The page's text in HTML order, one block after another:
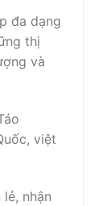
đa dạng
thị
và
việt
lẻ, nhận